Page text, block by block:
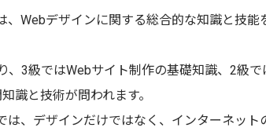
、Webデザインに関する総合的な知識と技能
、3級ではWebサイト制作の基礎知識、2級
識と技術が問われます。
は、デザインだけではなく、インターネット